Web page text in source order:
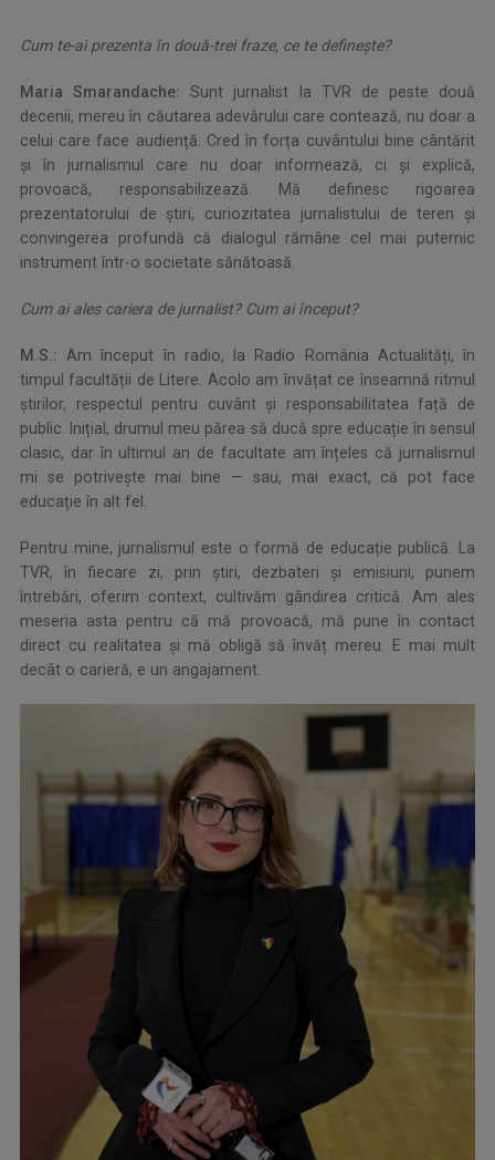
Cum te-ai prezenta în două-trei fraze, ce te defineşte?
Maria Smarandache: Sunt jurnalist la TVR de peste două
decenii, mereu în căutarea adevărului care contează, nu doar a
celui care face audiență. Cred în forța cuvântului bine cântărit
și în jurnalismul care nu doar informează, ci și explică,
provoacă, responsabilizează. Mă definesc rigoarea
prezentatorului de știri, curiozitatea jurnalistului de teren și
convingerea profundă că dialogul rămâne cel mai puternic
instrument într-o societate sănătoasă.
Cum ai ales cariera de jurnalist? Cum ai început?
M.S.: Am început în radio, la Radio România Actualități, în
timpul facultății de Litere. Acolo am învățat ce înseamnă ritmul
știrilor, respectul pentru cuvânt și responsabilitatea față de
public. Inițial, drumul meu părea să ducă spre educație în sensul
clasic, dar în ultimul an de facultate am înțeles că jurnalismul
mi se potrivește mai bine — sau, mai exact, că pot face
educație în alt fel.
Pentru mine, jurnalismul este o formă de educație publică. La
TVR, în fiecare zi, prin știri, dezbateri și emisiuni, punem
întrebări, oferim context, cultivăm gândirea critică. Am ales
meseria asta pentru că mă provoacă, mă pune în contact
direct cu realitatea și mă obligă să învăț mereu. E mai mult
decât o carieră, e un angajament.